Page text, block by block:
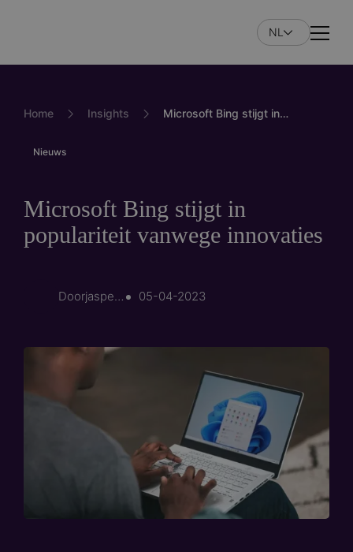
de
gaan
NL
Home Insights Microsoft Bing stijgt in populariteit vanwege innovaties
Nieuws
Microsoft Bing stijgt in
populariteit vanwege innovaties
Door jasper.veldman 05-04-2023